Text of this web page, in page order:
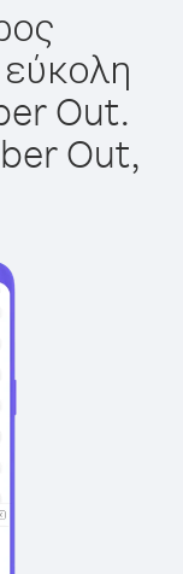
εύκολη
Out.
Out,